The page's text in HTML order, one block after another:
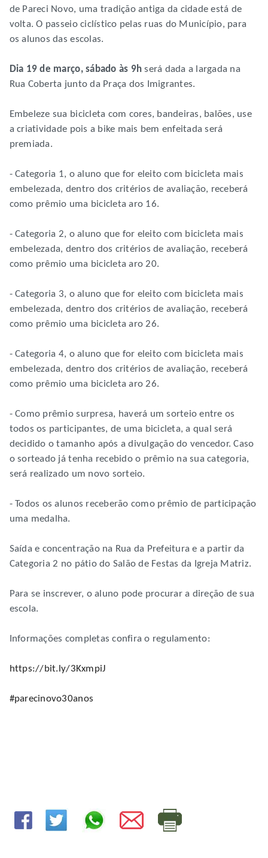
de Pareci Novo, uma tradição antiga da cidade está de
volta. O passeio ciclístico pelas ruas do Município, para
os alunos das escolas.
Dia 19 de março, sábado às 9h será dada a largada na
Rua Coberta junto da Praça dos Imigrantes.
Embeleze sua bicicleta com cores, bandeiras, balões, use
a criatividade pois a bike mais bem enfeitada será
premiada.
- Categoria 1, o aluno que for eleito com bicicleta mais
embelezada, dentro dos critérios de avaliação, receberá
como prêmio uma bicicleta aro 16.
- Categoria 2, o aluno que for eleito com bicicleta mais
embelezada, dentro dos critérios de avaliação, receberá
como prêmio uma bicicleta aro 20.
- Categoria 3, o aluno que for eleito com bicicleta mais
embelezada, dentro dos critérios de avaliação, receberá
como prêmio uma bicicleta aro 26.
- Categoria 4, o aluno que for eleito com bicicleta mais
embelezada, dentro dos critérios de avaliação, receberá
como prêmio uma bicicleta aro 26.
- Como prêmio surpresa, haverá um sorteio entre os
todos os participantes, de uma bicicleta, a qual será
decidido o tamanho após a divulgação do vencedor. Caso
o sorteado já tenha recebido o prêmio na sua categoria,
será realizado um novo sorteio.
- Todos os alunos receberão como prêmio de participação
uma medalha.
Saída e concentração na Rua da Prefeitura e a partir da
Categoria 2 no pátio do Salão de Festas da Igreja Matriz.
Para se inscrever, o aluno pode procurar a direção de sua
escola.
Informações completas confira o regulamento:
https://bit.ly/3KxmpiJ
#parecinovo30anos